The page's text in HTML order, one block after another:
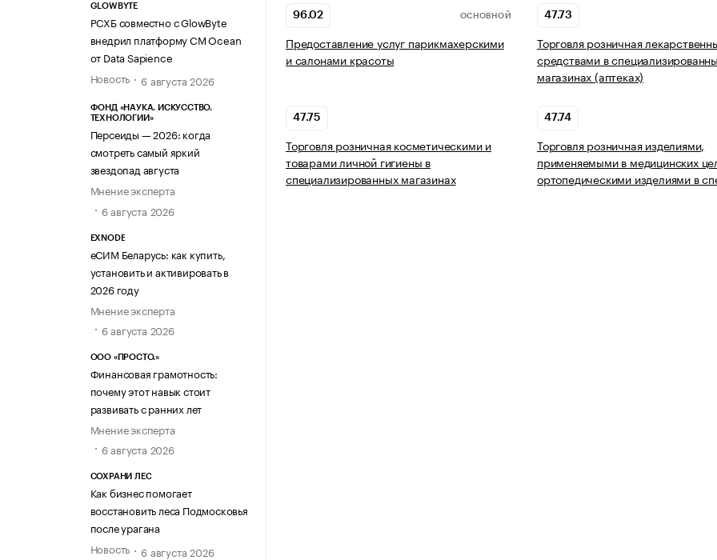
GLOWBYTE
РСХБ совместно с GlowByte
внедрил платформу CM Ocean
от Data Sapience
Новость
6 августа 2026
ФОНД «НАУКА. ИСКУССТВО.
ТЕХНОЛОГИИ»
Персеиды — 2026: когда
смотреть самый яркий
звездопад августа
Мнение эксперта
6 августа 2026
EXNODE
еСИМ Беларусь: как купить,
установить и активировать в
2026 году
Мнение эксперта
6 августа 2026
ООО «ПРОСТО.»
Финансовая грамотность:
почему этот навык стоит
развивать с ранних лет
Мнение эксперта
6 августа 2026
СОХРАНИ ЛЕС
Как бизнес помогает
восстановить леса Подмосковья
после урагана
Новость
6 августа 2026
96.02 ОСНОВНОЙ
Предоставление услуг парикмахерскими
и салонами красоты
47.73
Торговля розничная
средствами в
магазинах (аптеках)
47.75
Торговля розничная косметическими и
товарами личной гигиены в
специализированных магазинах
47.74
Торговля розничная изделиями,
применяемыми в медицинских
ортопедическими изделиями в